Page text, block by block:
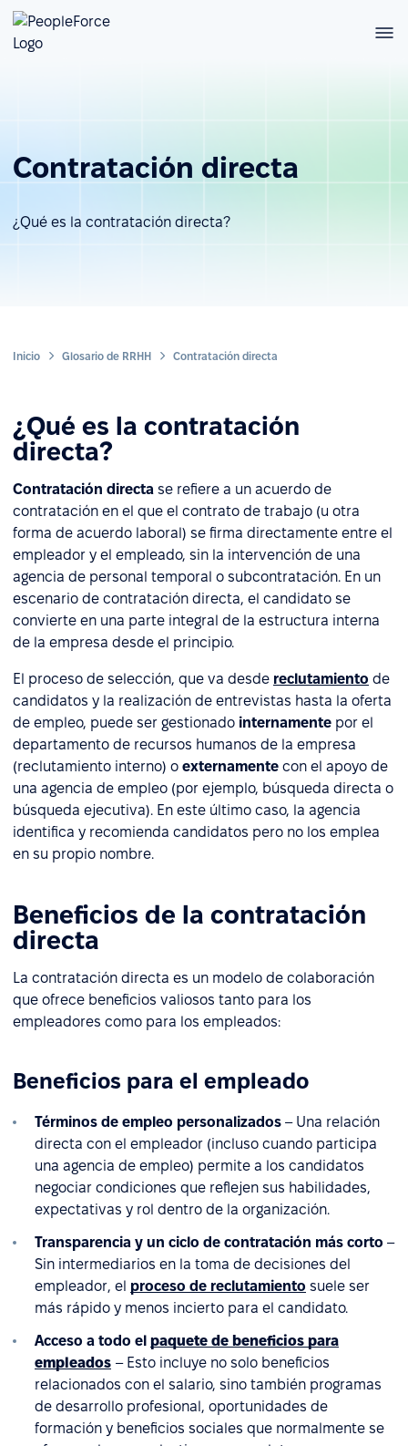
Contratación directa
¿Qué es la contratación directa?
Inicio Glosario de RRHH Contratación directa
¿Qué es la contratación
directa?
Contratación directa se refiere a un acuerdo de
contratación en el que el contrato de trabajo (u otra
forma de acuerdo laboral) se firma directamente entre el
empleador y el empleado, sin la intervención de una
agencia de personal temporal o subcontratación. En un
escenario de contratación directa, el candidato se
convierte en una parte integral de la estructura interna
de la empresa desde el principio.
El proceso de selección, que va desde reclutamiento de
candidatos y la realización de entrevistas hasta la oferta
de empleo, puede ser gestionado internamente por el
departamento de recursos humanos de la empresa
(reclutamiento interno) o externamente con el apoyo de
una agencia de empleo (por ejemplo, búsqueda directa o
búsqueda ejecutiva). En este último caso, la agencia
identifica y recomienda candidatos pero no los emplea
en su propio nombre.
Beneficios de la contratación
directa
La contratación directa es un modelo de colaboración
que ofrece beneficios valiosos tanto para los
empleadores como para los empleados:
Beneficios para el empleado
Términos de empleo personalizados – Una relación
directa con el empleador (incluso cuando participa
una agencia de empleo) permite a los candidatos
negociar condiciones que reflejen sus habilidades,
expectativas y rol dentro de la organización.
Transparencia y un ciclo de contratación más corto –
Sin intermediarios en la toma de decisiones del
empleador, el proceso de reclutamiento suele ser
más rápido y menos incierto para el candidato.
Acceso a todo el paquete de beneficios para
empleados – Esto incluye no solo beneficios
relacionados con el salario, sino también programas
de desarrollo profesional, oportunidades de
formación y beneficios sociales que normalmente se